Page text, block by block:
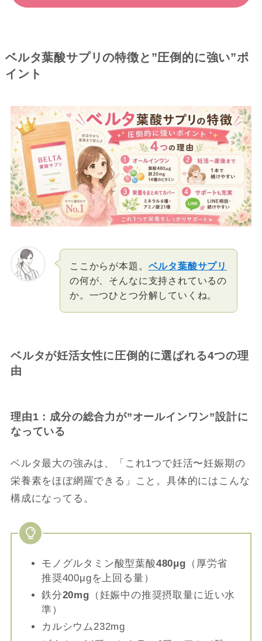
ベルタ葉酸サプリの特徴と”圧倒的に強い”ポ
イント
ここからが本題。 ベルタ葉酸サプリ
の何が、そんなに支持されているの
か。一つひとつ分解していくね。
ベルタが妊活女性に圧倒的に選ばれる4つの理
由
理由1：成分の総合力が”オールインワン”設計に
なっている
ベルタ最大の強みは、「これ1つで妊活〜妊娠期の
栄養素をほぼ網羅できる」こと。具体的にはこんな
構成になってる。
モノグルタミン酸型葉酸480μg （厚労省
推奨400μgを上回る量）
鉄分20mg （妊娠中の推奨摂取量に近い水
準）
カルシウム232mg